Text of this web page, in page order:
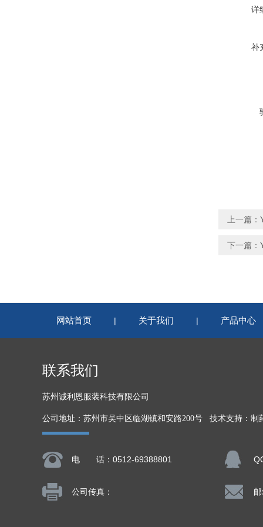
详
补
上一篇：
下一篇：
网站首页 | 关于我们 | 产品中心
联系我们
苏州诚利恩服装科技有限公司
公司地址：苏州市吴中区临湖镇和安路200号 技术支持： 制
电 话：0512-69388801
公司传真：